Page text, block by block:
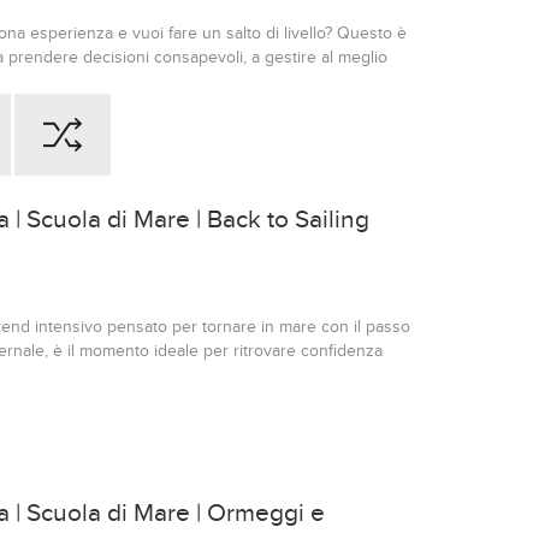
esperienza e vuoi fare un salto di livello? Questo è
prendere decisioni consapevoli, a gestire al meglio
successivo!
| Scuola di Mare | Back to Sailing
intensivo pensato per tornare in mare con il passo
è il momento ideale per ritrovare confidenza
e tornare a sentire il mare come lo ricordavi.
sulle manovre fondamentali, sulla gestione degli
consapevolezza e controllo. Un modo semplice
| Scuola di Mare | Ormeggi e